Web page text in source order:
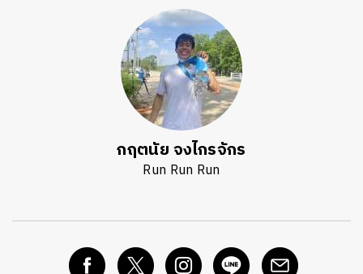
กฤตนัย จงไกรจักร
Run Run Run